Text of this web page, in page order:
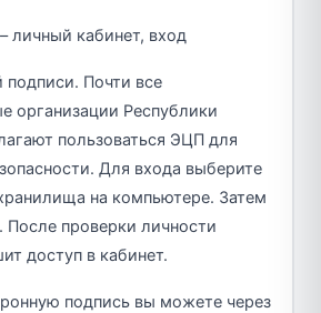
подписи. Почти все
организации Республики
пользоваться ЭЦП для
Для входа выберите
на компьютере. Затем
После проверки личности
доступ в кабинет.
подпись вы можете через